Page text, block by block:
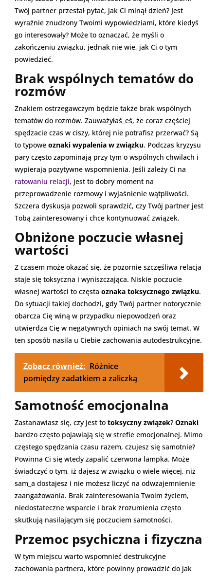
Twój partner przestał pytać, jak Ci minął dzień? Jest
wyraźnie znudzony Twoimi wypowiedziami, które kiedyś
go interesowały? Może to oznaczać, że myśli o
zakończeniu związku, jednak nie wie, jak Ci o tym
powiedzieć.
Brak wspólnych tematów do
rozmów
Znakiem ostrzegawczym będzie także brak wspólnych
tematów do rozmów. Zauważyłaś_eś, że coraz częściej
spędzacie czas w ciszy, której nie potrafisz przerwać? Są
to typowe oznaki wypalenia w związku. Podczas kryzysu
pary często zapominają przy tym o wspólnych chwilach i
wypierają pozytywne wspomnienia. Jeśli zależy Ci na
ratowaniu relacji, jest to dobry moment na
przeprowadzenie rozmowy i wyjaśnienie wątpliwości.
Szczera dyskusja pozwoli sprawdzić, czy Twój partner jest
Tobą zainteresowany i chce kontynuować związek.
Obniżone poczucie własnej
wartości
Z czasem może okazać się, że pozornie szczęśliwa relacja
staje się toksyczna i wyniszczająca. Niskie poczucie
własnej wartości to częsta oznaka toksycznego związku.
Do sytuacji takiej dochodzi, gdy Twój partner notorycznie
obarcza Cię winą w przypadku niepowodzeń oraz
utwierdza Cię w negatywnych opiniach na swój temat. W
ten sposób nasila u Ciebie zachowania autodestrukcyjne.
Zobacz również: Różnice
pomiędzy zadatkiem a zaliczką
Samotność emocjonalna
Zastanawiasz się, czy jest to toksyczny związek? Oznaki
bardzo często pojawiają się w strefie emocjonalnej. Mimo
częstego spędzania czasu razem, czujesz się samotnie?
Powinna Ci się wtedy zapalić czerwona lampka. Może
świadczyć o tym, iż dajesz w związku o wiele więcej, niż
sam_a dostajesz i nie możesz liczyć na odwzajemnienie
zaangażowania. Brak zainteresowania Twoim życiem,
niedostateczne wsparcie i brak zrozumienia często
skutkują nasilającym się poczuciem samotności.
Przemoc psychiczna i fizyczna
W tym miejscu warto wspomnieć destrukcyjne
zachowania partnera, które powinny prowadzić do jak